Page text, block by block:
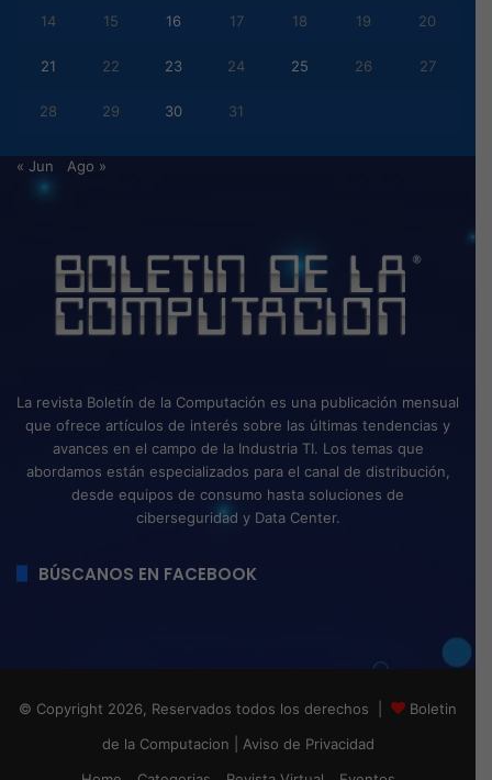
14 15 16 17 18 19 20
21 22 23 24 25 26 27
28 29 30 31
« Jun Ago »
La revista Boletín de la Computación es una publicación mensual
que ofrece artículos de interés sobre las últimas tendencias y
avances en el campo de la Industria TI. Los temas que
abordamos están especializados para el canal de distribución,
desde equipos de consumo hasta soluciones de
ciberseguridad y Data Center.
BÚSCANOS EN FACEBOOK
© Copyright 2026, Reservados todos los derechos |
Boletin
de la Computacion
Aviso de Privacidad